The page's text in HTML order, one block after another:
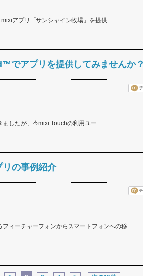
アプリ「サンシャイン牧場」を提供...
でアプリを提供してみませんか？
したが、今mixi Touchの利用ユー...
の事例紹介
ィーチャーフォンからスマートフォンへの移...